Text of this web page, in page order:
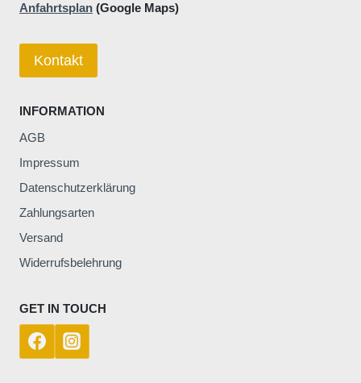
Anfahrtsplan (Google Maps)
Kontakt
INFORMATION
AGB
Impressum
Datenschutzerklärung
Zahlungsarten
Versand
Widerrufsbelehrung
GET IN TOUCH